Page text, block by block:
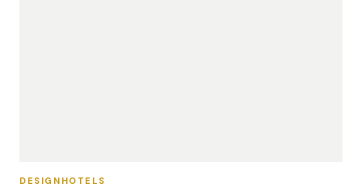
DESIGNHOTELS